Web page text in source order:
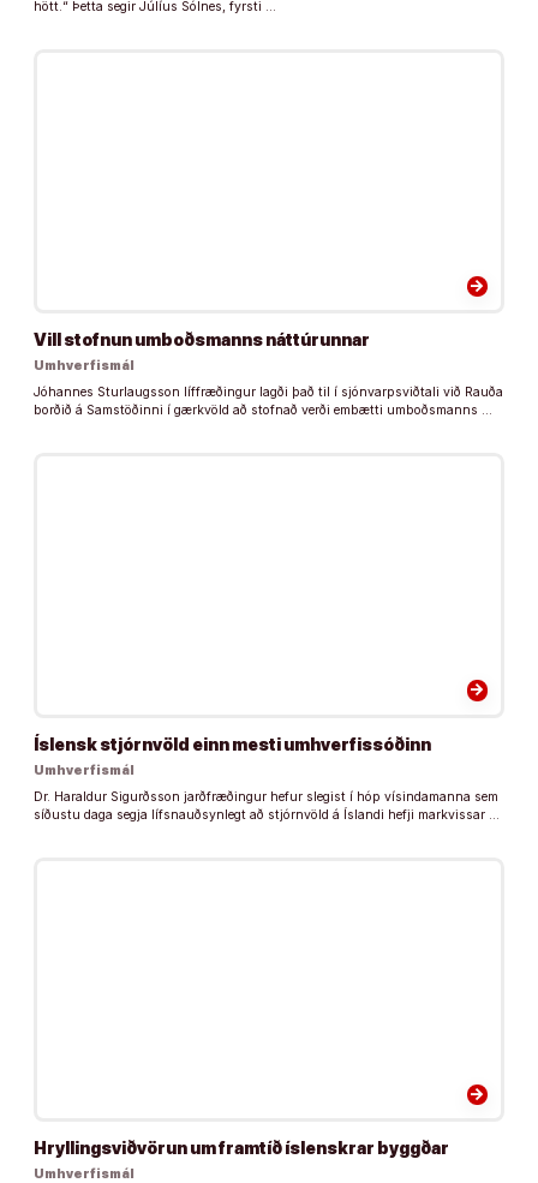
hött.“ Þetta segir Júlíus Sólnes, fyrsti …
arrow_forward
Vill stofnun umboðsmanns náttúrunnar
Umhverfismál
Jóhannes Sturlaugsson líffræðingur lagði það til í sjónvarpsviðtali við Rauða
borðið á Samstöðinni í gærkvöld að stofnað verði embætti umboðsmanns …
arrow_forward
Íslensk stjórnvöld einn mesti umhverfissóðinn
Umhverfismál
Dr. Haraldur Sigurðsson jarðfræðingur hefur slegist í hóp vísindamanna sem
síðustu daga segja lífsnauðsynlegt að stjórnvöld á Íslandi hefji markvissar …
arrow_forward
Hryllingsviðvörun um framtíð íslenskrar byggðar
Umhverfismál